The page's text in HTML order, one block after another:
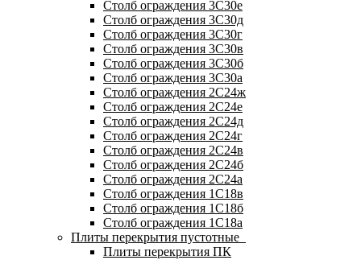
Столб ограждения 3С30е
Столб ограждения 3С30д
Столб ограждения 3С30г
Столб ограждения 3С30в
Столб ограждения 3С30б
Столб ограждения 3С30а
Столб ограждения 2С24ж
Столб ограждения 2С24е
Столб ограждения 2С24д
Столб ограждения 2С24г
Столб ограждения 2С24в
Столб ограждения 2С24б
Столб ограждения 2С24а
Столб ограждения 1С18в
Столб ограждения 1С18б
Столб ограждения 1С18а
Плиты перекрытия пустотные
Плиты перекрытия ПК